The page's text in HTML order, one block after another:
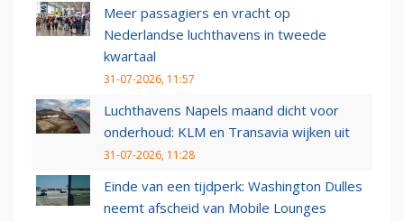
Meer passagiers en vracht op
Nederlandse luchthavens in tweede
kwartaal
31-07-2026, 11:57
Luchthavens Napels maand dicht voor
onderhoud: KLM en Transavia wijken uit
31-07-2026, 11:28
Einde van een tijdperk: Washington Dulles
neemt afscheid van Mobile Lounges